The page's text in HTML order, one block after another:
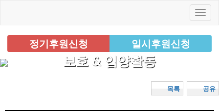
정기후원신청 일시후원신청
보호 & 입양활동
공유
목록